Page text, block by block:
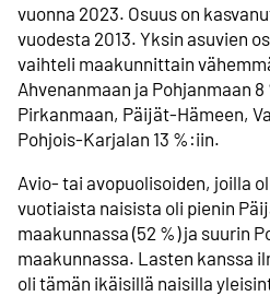
vuonna 2023. Osuus on
vuodesta 2013. Yksin asuvien
vaihteli maakunnittain
Ahvenanmaan ja Pohjanmaan
Pirkanmaan, Päijät-Hämeen,
Pohjois-Karjalan 13 %:iin.
Avio- tai avopuolisoiden, joilla
vuotiaista naisista oli pienin
maakunnassa (52 %) ja suurin
maakunnassa. Lasten kanssa
oli tämän ikäisillä naisilla